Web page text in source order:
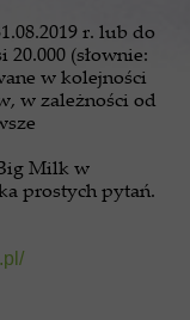
r. lub do
(słownie:
w kolejności
w zależności od
Milk w
prostych pytań.